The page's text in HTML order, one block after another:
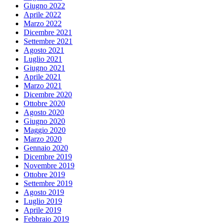
Giugno 2022
Aprile 2022
Marzo 2022
Dicembre 2021
Settembre 2021
Agosto 2021
Luglio 2021
Giugno 2021
Aprile 2021
Marzo 2021
Dicembre 2020
Ottobre 2020
Agosto 2020
Giugno 2020
Maggio 2020
Marzo 2020
Gennaio 2020
Dicembre 2019
Novembre 2019
Ottobre 2019
Settembre 2019
Agosto 2019
Luglio 2019
Aprile 2019
Febbraio 2019